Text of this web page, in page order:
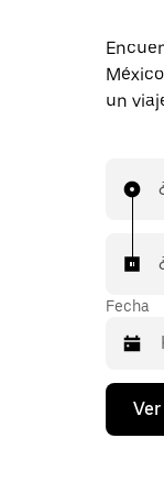
un
Fecha
flecha